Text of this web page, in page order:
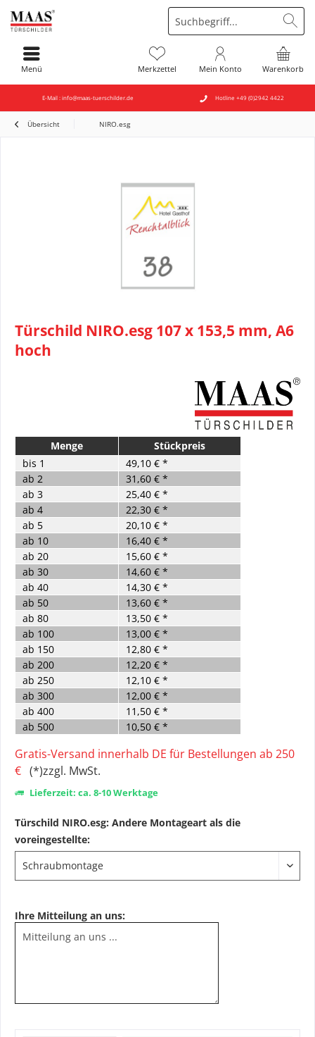
E-Mail : info@maas-tuerschilder.de Hotline +49 (0)2942 4422
Warenkorb
Merkzettel Mein Konto
Menü
Übersicht NIRO.esg
Türschild NIRO.esg 107 x 153,5 mm, A6
hoch
Menge
Stückpreis
bis 1
49,10 € *
ab 2
31,60 € *
ab 3
25,40 € *
ab 4
22,30 € *
ab 5
20,10 € *
ab 10
16,40 € *
ab 20
15,60 € *
ab 30
14,60 € *
ab 40
14,30 € *
ab 50
13,60 € *
ab 80
13,50 € *
ab 100
13,00 € *
ab 150
12,80 € *
ab 200
12,20 € *
ab 250
12,10 € *
ab 300
12,00 € *
ab 400
11,50 € *
ab 500 10,50 € *
Gratis-Versand innerhalb DE für Bestellungen ab 250
€ (*)zzgl. MwSt.
Lieferzeit: ca. 8-10 Werktage
Türschild NIRO.esg: Andere Montageart als die
voreingestellte:
Ihre Mitteilung an uns: